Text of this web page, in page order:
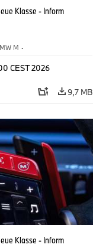
Klasse - Inform
M ·
CEST 2026
9,7 MB
Klasse - Inform